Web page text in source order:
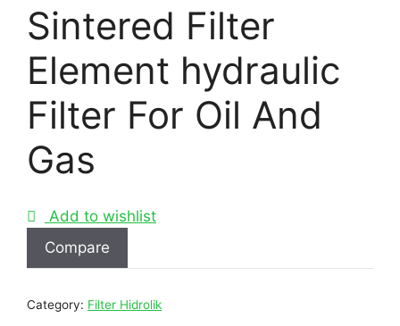
Sintered Filter
Element hydraulic
Filter For Oil And
Gas
Add to wishlist
Compare
Category: Filter Hidrolik